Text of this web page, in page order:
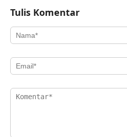
Tulis Komentar